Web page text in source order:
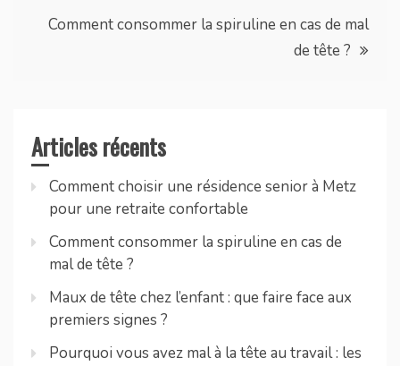
l’article
Comment consommer la spiruline en cas de mal
de tête ?
Articles récents
Comment choisir une résidence senior à Metz
pour une retraite confortable
Comment consommer la spiruline en cas de
mal de tête ?
Maux de tête chez l’enfant : que faire face aux
premiers signes ?
Pourquoi vous avez mal à la tête au travail : les